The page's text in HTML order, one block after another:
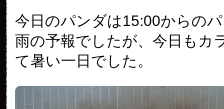
今日のパンダは15:00からの
雨の予報でしたが、今日もカ
て暑い一日でした。